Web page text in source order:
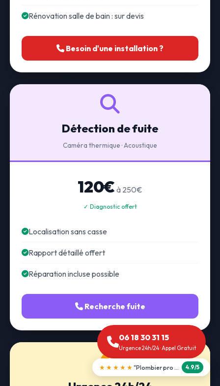
Rénovation salle de bain : sur devis
Besoin d'une installation ?
Détection de fuite
Caméra thermique · Acoustique
120€ à 250€
✓ Diagnostic offert
Localisation sans casse
Rapport détaillé offert
Réparation incluse possible
Recherche fuite
06 18 30 31 15
Urgence 24h/24 · Appel Gratuit
★★★★★ "Débouchage WC en 30 min" 5.0/5